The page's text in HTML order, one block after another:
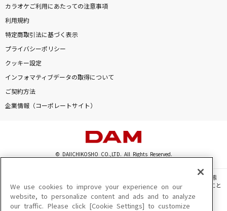
カラオケご利用にあたっての注意事項
利用規約
特定商取引法に基づく表示
プライバシーポリシー
クッキー設定
インフォマティブデータの取得について
ご契約方法
企業情報（コーポレートサイト）
© DAIICHIKOSHO CO.,LTD. All Rights Reserved.
このサイトに掲載されている一切の文章・画像・写真・動画・音声等を、手段や形態
を問わず、著作権法の定める範囲を超えて無断で複製、転載、ファイル化などすること
を禁じます。
楽曲及びコンテンツは、機種によりご利用いただけない場合があります。
We use cookies to improve your experience on our
website, to personalize content and ads and to analyze
our traffic. Please click [Cookie Settings] to customize